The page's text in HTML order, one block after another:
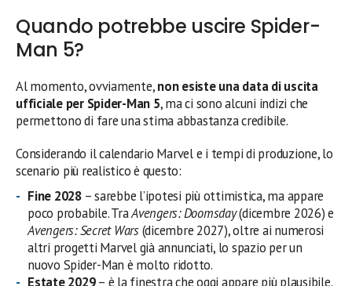
Quando potrebbe uscire Spider-
Man 5?
Al momento, ovviamente,non esiste una data di uscita
ufficiale per Spider-Man 5, ma ci sono alcuni indizi che
permettono di fare una stima abbastanza credibile.
Considerando il calendario Marvel e i tempi di produzione, lo
scenario più realistico è questo:
Fine 2028– sarebbe l’ipotesi più ottimistica, ma appare
poco probabile. TraAvengers: Doomsday(dicembre 2026) e
Avengers: Secret Wars(dicembre 2027), oltre ai numerosi
altri progetti Marvel già annunciati, lo spazio per un
nuovo Spider-Man è molto ridotto.
Estate 2029– è la finestra che oggi appare più plausibile.